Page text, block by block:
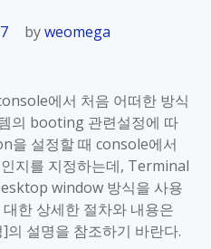
byweomega
에서 처음 어떠한 방식
의 booting 관련설정에 따
을 설정할 때 console에서
지를 지정하는데, Terminal
window 방식을 사용
한 상세한 절차와 내용은
설명을 참조하기 바란다.